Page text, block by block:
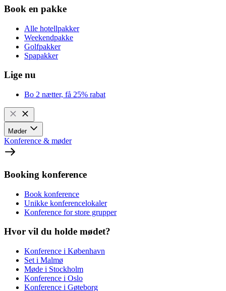
Book en pakke
Alle hotellpakker
Weekendpakke
Golfpakker
Spapakker
Lige nu
Bo 2 nætter, få 25% rabat
Møder
Konference & møder
Booking konference
Book konference
Unikke konferencelokaler
Konference for store grupper
Hvor vil du holde mødet?
Konference i København
Set i Malmø
Møde i Stockholm
Konference i Oslo
Konference i Gøteborg